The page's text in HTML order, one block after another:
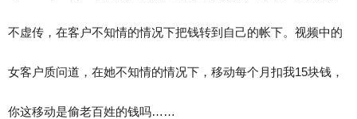
不虚传，在客户不知情的情况下把钱转到自己的帐下。视频中的
女客户质问道，在她不知情的情况下，移动每个月扣我15块钱，
你这移动是偷老百姓的钱吗……